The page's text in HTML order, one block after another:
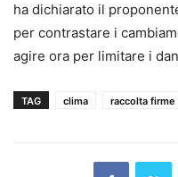
ha dichiarato il
per contrastare i
agire ora per limitare i
TAG clima raccolta firme